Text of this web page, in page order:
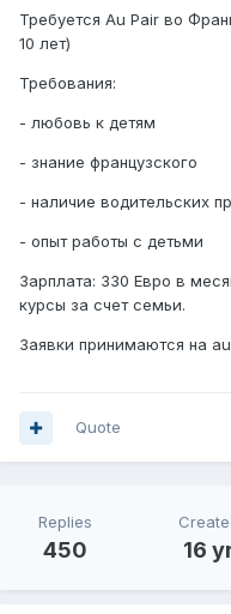
Требуется Au Pair во
10 лет)
Требования:
- любовь к детям
- знание французского
- наличие водительских
- опыт работы с детьми
Зарплата: 330 Евро в
курсы за счет семьи.
Заявки принимаются на
Quote
Replies
450 16